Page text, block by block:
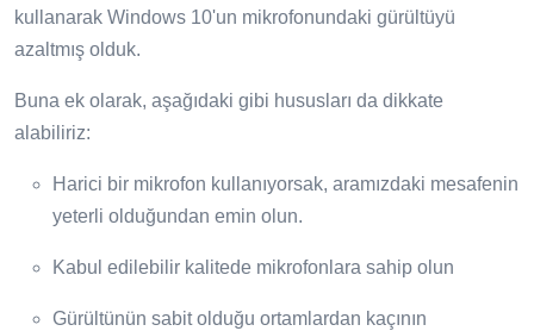
kullanarak Windows 10'un mikrofonundaki gürültüyü
azaltmış olduk.
Buna ek olarak, aşağıdaki gibi hususları da dikkate
alabiliriz:
Harici bir mikrofon kullanıyorsak, aramızdaki mesafenin
yeterli olduğundan emin olun.
Kabul edilebilir kalitede mikrofonlara sahip olun
Gürültünün sabit olduğu ortamlardan kaçının